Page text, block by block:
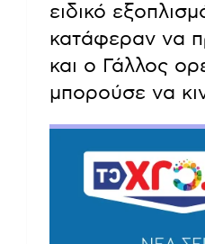
ειδικό
κατάφεραν να
και ο Γάλλος
μπορούσε να